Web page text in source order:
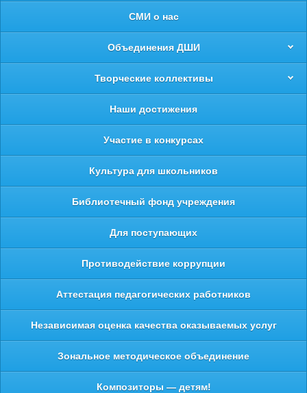
СМИ о нас
Объединения ДШИ
Творческие коллективы
Наши достижения
Участие в конкурсах
Культура для школьников
Библиотечный фонд учреждения
Для поступающих
Противодействие коррупции
Аттестация педагогических работников
Независимая оценка качества оказываемых услуг
Зональное методическое объединение
Композиторы — детям!